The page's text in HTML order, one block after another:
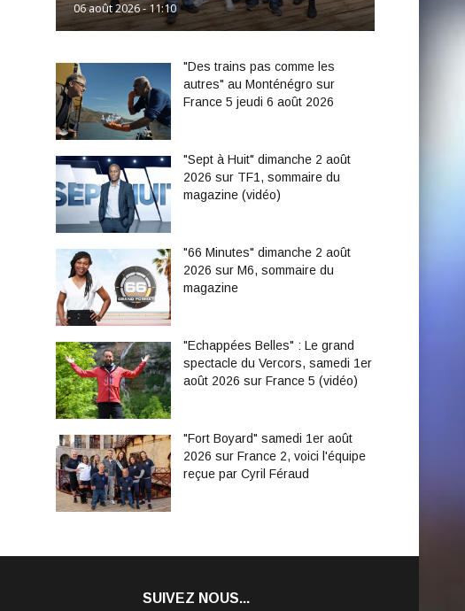
06 août 2026 - 11:10
"Des trains pas comme les
autres" au Monténégro sur
France 5 jeudi 6 août 2026
"Sept à Huit" dimanche 2 août
2026 sur TF1, sommaire du
magazine (vidéo)
"66 Minutes" dimanche 2 août
2026 sur M6, sommaire du
magazine
"Echappées Belles" : Le grand
spectacle du Vercors, samedi 1er
août 2026 sur France 5 (vidéo)
"Fort Boyard" samedi 1er août
2026 sur France 2, voici l'équipe
reçue par Cyril Féraud
SUIVEZ NOUS...